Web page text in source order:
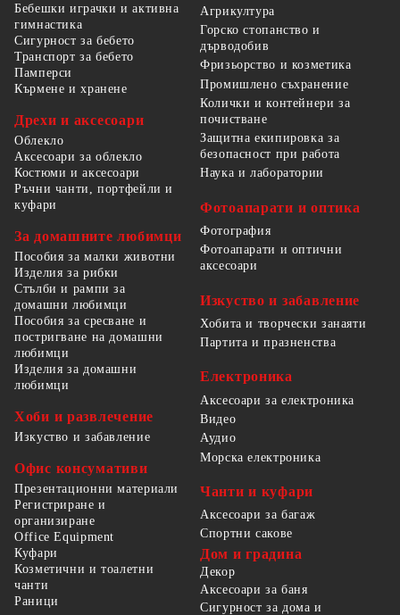
Бебешки играчки и активна
гимнастика
Сигурност за бебето
Транспорт за бебето
Памперси
Кърмене и хранене
Дрехи и аксесоари
Облекло
Аксесоари за облекло
Костюми и аксесоари
Ръчни чанти, портфейли и
куфари
За домашните любимци
Пособия за малки животни
Изделия за рибки
Стълби и рампи за
домашни любимци
Пособия за сресване и
постригване на домашни
любимци
Изделия за домашни
любимци
Хоби и развлечение
Изкуство и забавление
Офис консумативи
Презентационни материали
Регистриране и
организиране
Office Equipment
Агрикултура
Горско стопанство и
дърводобив
Фризьорство и козметика
Промишлено съхранение
Колички и контейнери за
почистване
Защитна екипировка за
безопасност при работа
Наука и лаборатории
Фотоапарати и оптика
Фотография
Фотоапарати и оптични
аксесоари
Изкуство и забавление
Хобита и творчески занаяти
Партита и празненства
Електроника
Аксесоари за електроника
Видео
Аудио
Морска електроника
Чанти и куфари
Аксесоари за багаж
Спортни сакове
Куфари
Козметични и тоалетни
чанти
Раници
Дом и градина
Декор
Аксесоари за баня
Сигурност за дома и